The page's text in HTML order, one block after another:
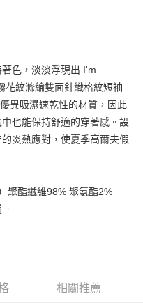
戶可立即使用無須另外申請。
立後會自動跳轉到大哥付的交易
、繳款截止日，確認付款後即完
後續交易確認頁面所載為準。
遇審核未通過，訂單將自動取
達大哥付你分期系統評分，恕無
。
」的支付方式。 讓您購物簡單
儲值。
結帳。
訊。
費
色，淡淡浮現出 I'm
花紋滌綸雙面針織格紋短袖
異吸濕速乾性的材質，因此
也能保持舒適的穿著感。設
炎熱應對，使夏季高爾夫假
聚酯纖維98% 聚氨酯2%
相關推薦